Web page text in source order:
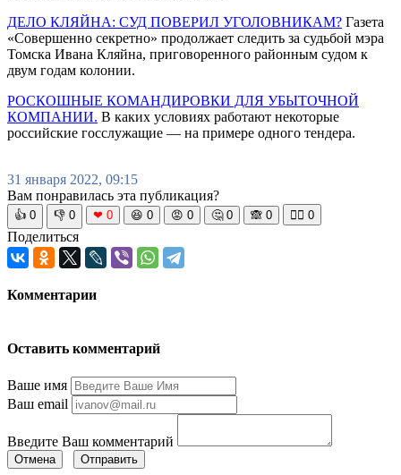
ДЕЛО КЛЯЙНА: СУД ПОВЕРИЛ УГОЛОВНИКАМ? Газета
«Совершенно секретно» продолжает следить за судьбой мэра
Томска Ивана Кляйна, приговоренного районным судом к
двум годам колонии.
РОСКОШНЫЕ КОМАНДИРОВКИ ДЛЯ УБЫТОЧНОЙ
КОМПАНИИ. В каких условиях работают некоторые
российские госслужащие — на примере одного тендера.
31 января 2022, 09:15
Вам понравилась эта публикация?
👍 0 👎 0 ❤ 0 😆 0 😡 0 🤔 0 🙈 0 🧘‍♀️ 0
Поделиться
Комментарии
Оставить комментарий
Ваше имя
Ваш email
Введите Ваш комментарий
Отмена Отправить